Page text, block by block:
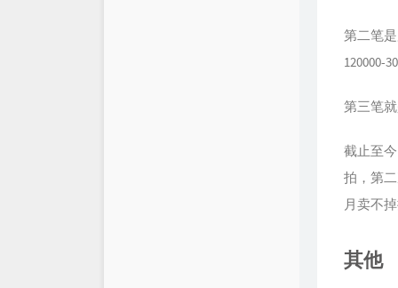
第二笔
120000-
第三笔
截止至
拍，第
月卖不
其他